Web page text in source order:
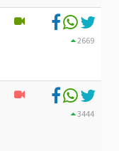
2669
3444